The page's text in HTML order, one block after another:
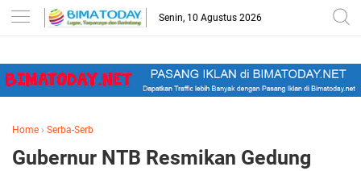
-->
Senin, 10 Agustus 2026
Home › Serba-Serb
Gubernur NTB Resmikan Gedung